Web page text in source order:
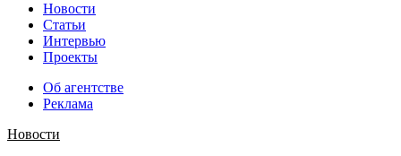
Новости
Статьи
Интервью
Проекты
Об агентстве
Реклама
Новости